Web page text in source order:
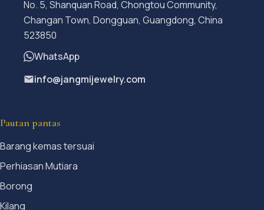
No. 5, Shanquan Road, Chongtou Community,
Changan Town, Dongguan, Guangdong, China
523850
WhatsApp
info@jangmijewelry.com
Pautan pantas
Barang kemas tersuai
Perhiasan Mutiara
Borong
Kilang